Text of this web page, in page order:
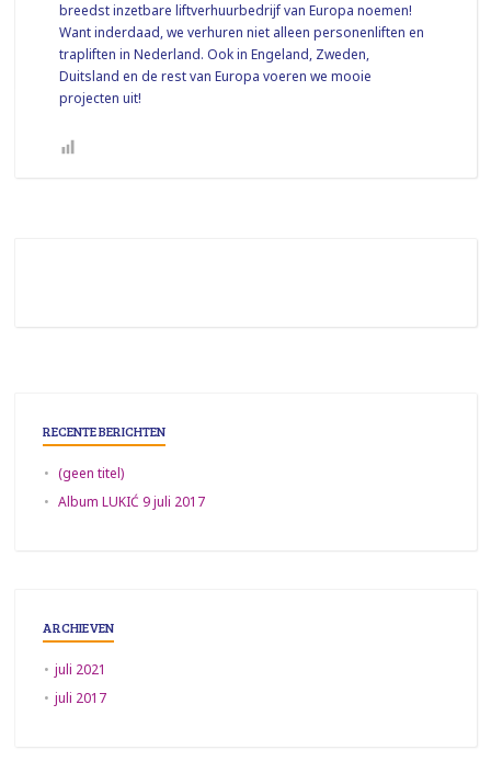
breedst inzetbare liftverhuurbedrijf van Europa noemen!
Want inderdaad, we verhuren niet alleen personenliften en
trapliften in Nederland. Ook in Engeland, Zweden,
Duitsland en de rest van Europa voeren we mooie
projecten uit!
RECENTE BERICHTEN
(geen titel)
Album LUKIĆ 9 juli 2017
ARCHIEVEN
juli 2021
juli 2017